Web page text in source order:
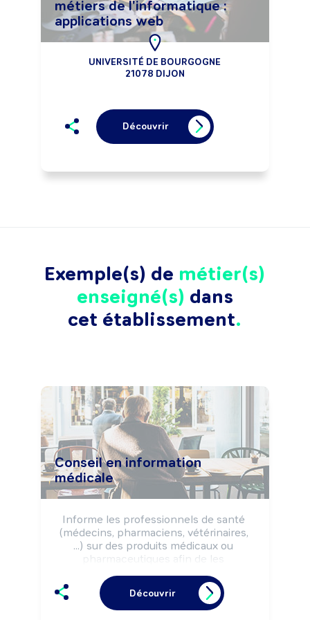
métiers de l'informatique :
applications web
UNIVERSITÉ DE BOURGOGNE
21078 DIJON
Découvrir
Exemple(s) de métier(s)
enseigné(s) dans
cet établissement
Conseil en information
médicale
Informe les professionnels de santé
(médecins, pharmaciens, vétérinaires,
...) sur des produits médicaux ou
pharmaceutiques afin de les
Peut effectuer la vente de produits.
Peut coordonner une équipe.
Découvrir